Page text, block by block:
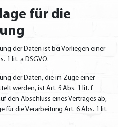
für die
der Daten ist bei Vorliegen einer
1 lit. a DSGVO.
der Daten, die im Zuge einer
werden, ist Art. 6 Abs. 1 lit. f
den Abschluss eines Vertrages ab,
für die Verarbeitung Art. 6 Abs. 1 lit.